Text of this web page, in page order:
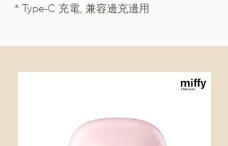
* Type-C 充電, 兼容邊充邊用